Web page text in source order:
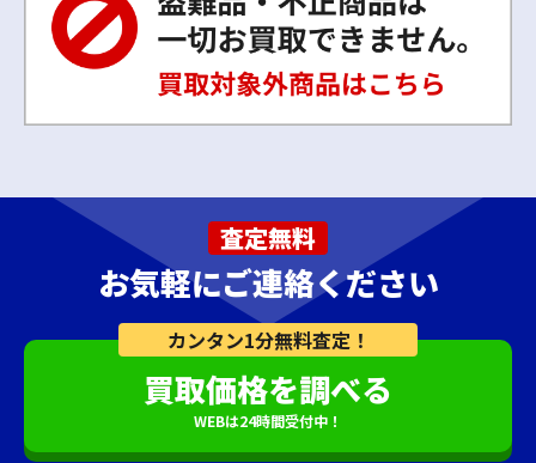
査定無料
お気軽にご連絡ください
カンタン1分無料査定！
買取価格を調べる
WEBは24時間受付中！